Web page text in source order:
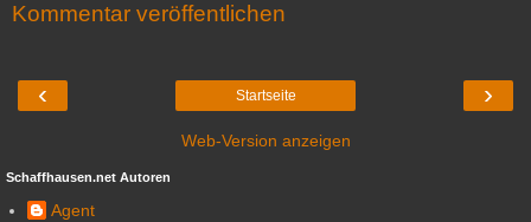
Kommentar veröffentlichen
‹ ›
Startseite
Web-Version anzeigen
Schaffhausen.net Autoren
Agent